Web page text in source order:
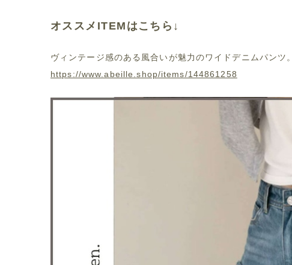
オススメITEMはこちら↓
ヴィンテージ感のある風合いが魅力のワイドデニムパンツ。
https://www.abeille.shop/items/144861258